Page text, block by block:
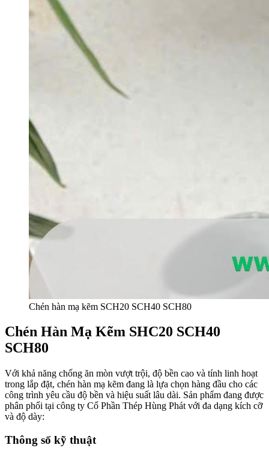
Chén hàn mạ kẽm SCH20 SCH40 SCH80
Chén Hàn Mạ Kẽm SHC20 SCH40
SCH80
Với khả năng chống ăn mòn vượt trội, độ bền cao và tính linh hoạt
trong lắp đặt, chén hàn mạ kẽm đang là lựa chọn hàng đầu cho các
công trình yêu cầu độ bền và hiệu suất lâu dài. Sản phẩm đang được
phân phối tại công ty Cổ Phần Thép Hùng Phát với đa dạng kích cỡ
và độ dày:
Thông số kỹ thuật